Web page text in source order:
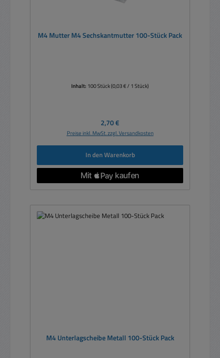
M4 Mutter M4 Sechskantmutter 100-Stück Pack
Inhalt: 100 Stück(0,03 € / 1 Stück)
Regulärer Preis:
2,70 €
Preise inkl. MwSt. zzgl. Versandkosten
In den Warenkorb
M4 Unterlagscheibe Metall 100-Stück Pack